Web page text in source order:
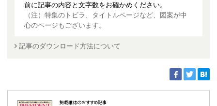
前に記事の内容と文字数をお確かめください。
（注）特集のトビラ、タイトルページなど、図案が中
心のページもございます。
記事のダウンロード方法について
掲載雑誌のおすすめ記事